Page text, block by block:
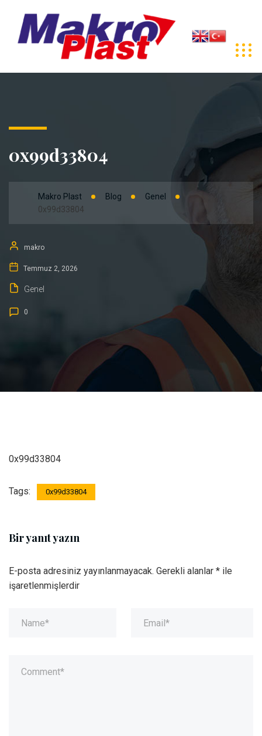
0x99d33804
Makro Plast Blog
Genel
0x99d33804
makro
Temmuz 2, 2026
Genel
0
0x99d33804
Tags: 0x99d33804
Bir yanıt yazın
E-posta adresiniz yayınlanmayacak. Gerekli alanlar * ile
işaretlenmişlerdir